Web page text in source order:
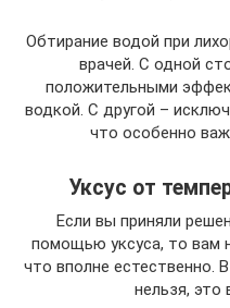
Обтирание водой при
врачей. С одной
положительными
водкой. С другой –
что особенно
Уксус от
Если вы приняли
помощью уксуса, то вам
что вполне естественно.
нельзя, это